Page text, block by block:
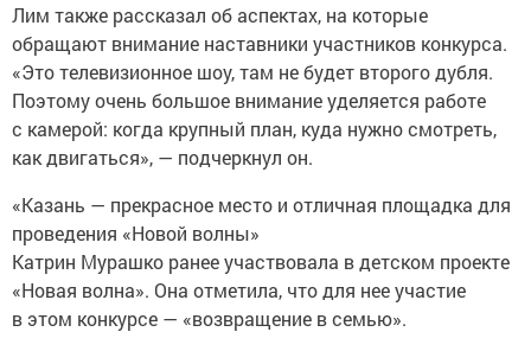
Лим также рассказал об аспектах, на которые
обращают внимание наставники участников конкурса.
«Это телевизионное шоу, там не будет второго дубля.
Поэтому очень большое внимание уделяется работе
с камерой: когда крупный план, куда нужно смотреть,
как двигаться», — подчеркнул он.
«Казань — прекрасное место и отличная площадка для
проведения «Новой волны»
Катрин Мурашко ранее участвовала в детском проекте
«Новая волна». Она отметила, что для нее участие
в этом конкурсе — «возвращение в семью».